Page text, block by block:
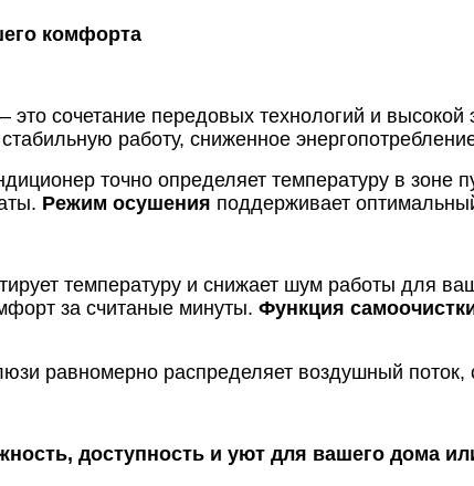
комфорта
– это сочетание передовых технологий и
работу, сниженное
точно определяет температуру в зоне
Режим осушения поддерживает
температуру и снижает шум работы для
за считаные минуты. Функция
равномерно распределяет воздушный
доступность и уют для вашего дома